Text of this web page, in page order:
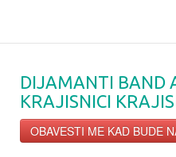
DIJAMANTI BAND
KRAJISNICI
OBAVESTI ME KAD BUDE